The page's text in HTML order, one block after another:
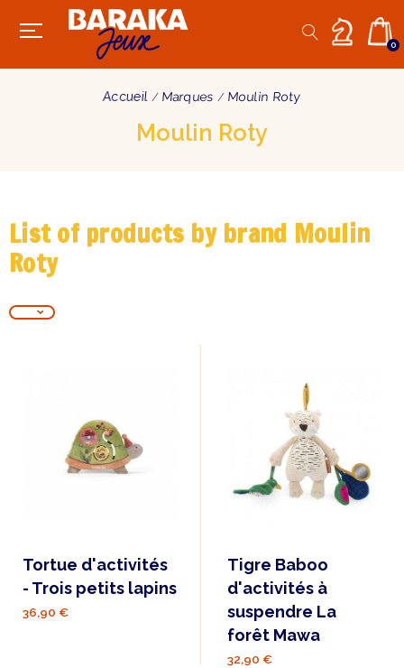
0
Accueil Marques Moulin Roty
Moulin Roty
List of products by brand Moulin
Roty
Tortue d'activités
- Trois petits lapins
36,90 €
Tigre Baboo
d'activités à
suspendre La
forêt Mawa
32,90 €